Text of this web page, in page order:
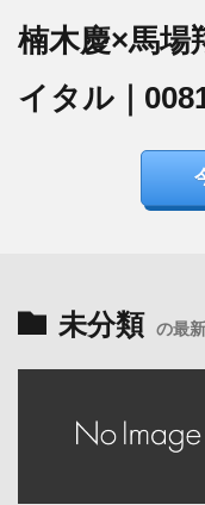
楠木慶×馬場
イタル｜
未分類 の最